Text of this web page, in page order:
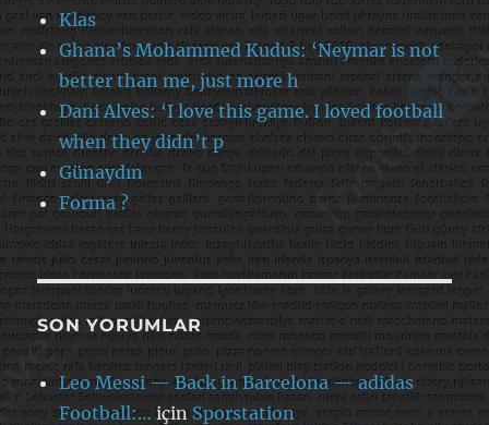
Klas
Ghana’s Mohammed Kudus: ‘Neymar is not
better than me, just more h
Dani Alves: ‘I love this game. I loved football
when they didn’t p
Günaydın
Forma ?
SON YORUMLAR
Leo Messi — Back in Barcelona — adidas
Football:… için Sporstation